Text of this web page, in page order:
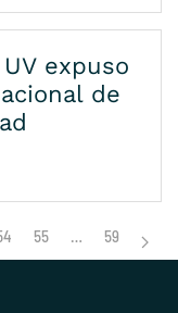
expuso
de
55 … 59